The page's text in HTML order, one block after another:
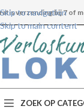
Skip to navigation
Skip to main content
verzending bij 7 of
ZOEK OP